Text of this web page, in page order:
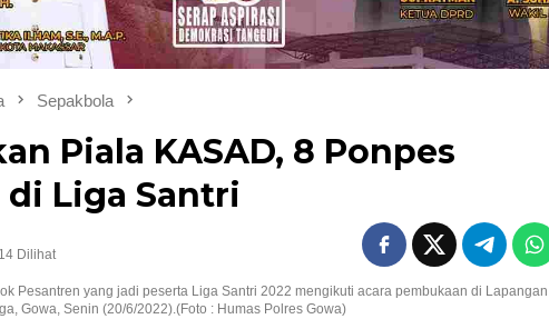
Sepakbola
Piala KASAD, 8 Ponpes
Liga Santri
Dilihat
Pesantren yang jadi peserta Liga Santri 2022 mengikuti acara pembukaan di Lapangan
Gowa, Senin (20/6/2022).(Foto : Humas Polres Gowa)